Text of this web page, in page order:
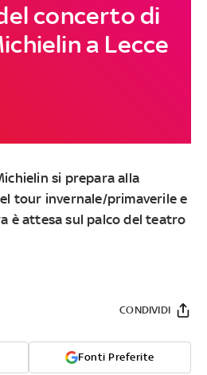
concerto di
a Lecce
si prepara alla
tour invernale/primaverile e
è attesa sul palco del teatro
Fonti Preferite
CONDIVIDI